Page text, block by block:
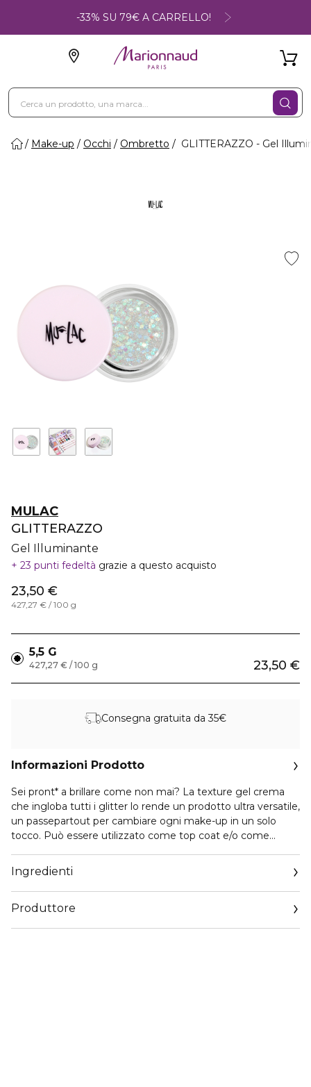
-33% SU 79€ A CARRELLO!
Make-up Occhi Ombretto GLITTERAZZO - Gel
MULAC
GLITTERAZZO
Gel Illuminante
23 punti fedeltà grazie a questo acquisto
23,50 €
427,27 € / 100 g
5,5 G
23,50 €
427,27 € / 100 g
Consegna gratuita da 35€
Informazioni Prodotto
Sei pront* a brillare come non mai? La texture gel crema
che ingloba tutti i glitter lo rende un prodotto ultra versatile,
un passepartout per cambiare ogni make-up in un solo
tocco. Può essere utilizzato come top coat e/o come
un risultato d’effetto e sempre diverso.
Ingredienti
Produttore